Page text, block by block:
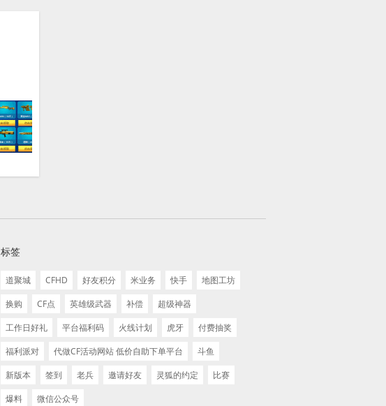
标签
道聚城 CFHD 好友积分 米业务 快手
地图工坊
换购
CF点 英雄级武器 补偿
超级神器
工作日好礼
平台福利码 火线计划 虎牙
付费抽奖
福利派对
代做CF活动网站 低价自助下单平台
斗鱼
新版本
签到 老兵 邀请好友 灵狐的约定
比赛
爆料
微信公众号